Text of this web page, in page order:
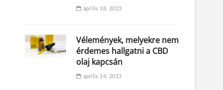
április 18, 2023
Vélemények, melyekre nem
érdemes hallgatni a CBD
olaj kapcsán
április 14, 2023